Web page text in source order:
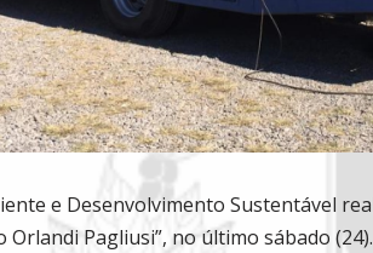
e Desenvolvimento Sustentável
Orlandi Pagliusi”, no último sábado (24).